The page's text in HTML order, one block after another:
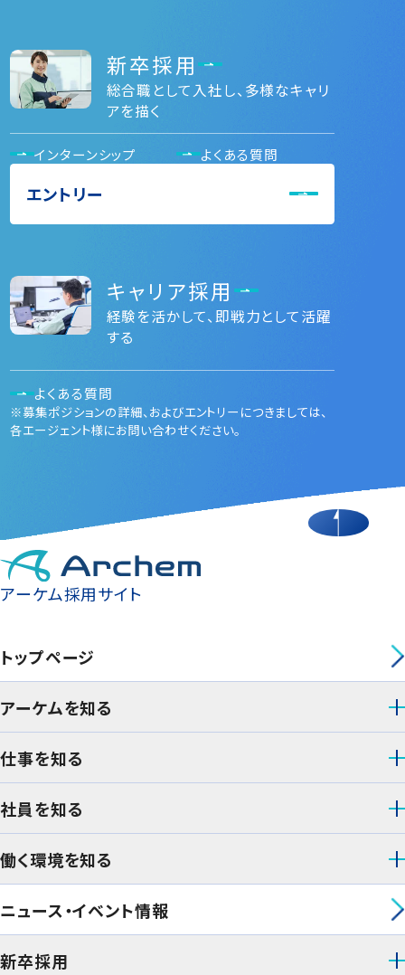
新卒採用
総合職として入社し、多様なキャリ
アを描く
インターンシップ よくある質問
エントリー
キャリア採用
経験を活かして、即戦力として活躍
する
よくある質問
※募集ポジションの詳細、およびエントリーにつきましては、
各エージェント様にお問い合わせください。
アーケム採用サイト
トップページ
アーケムを知る
仕事を知る
社員を知る
働く環境を知る
ニュース・イベント情報
新卒採用